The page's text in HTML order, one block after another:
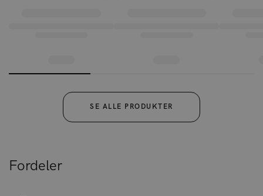
SE ALLE PRODUKTER
Fordeler